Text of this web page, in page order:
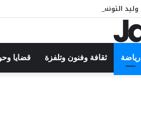
وليد التونسي في مهرجان بوقرنين: سهرة
رياضة ثقافة وفنون وتلفزة قضايا